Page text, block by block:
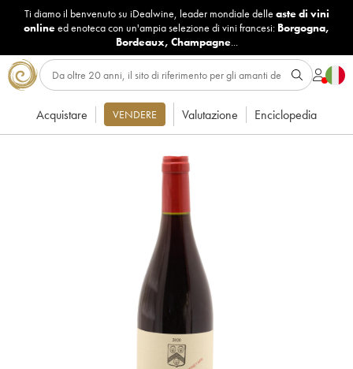
Ti diamo il benvenuto su iDealwine, leader mondiale delle aste di vini
onlineed enoteca con un'ampia selezione di vini francesi: Borgogna,
Bordeaux, Champagne...
Acquistare VENDERE Valutazione Enciclopedia